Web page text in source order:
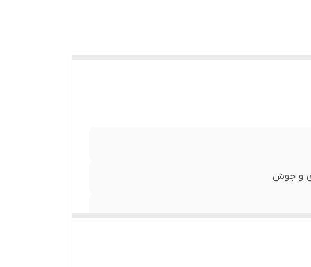
و جوش